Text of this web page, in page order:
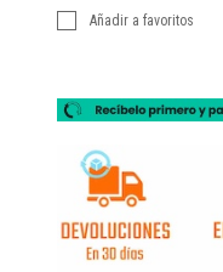
Añadir a favoritos